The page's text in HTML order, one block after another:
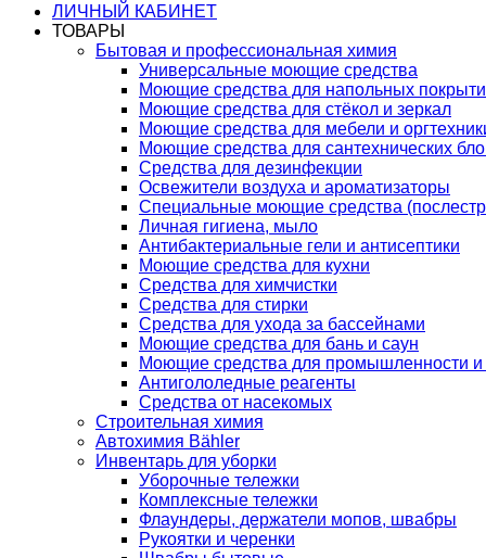
ЛИЧНЫЙ КАБИНЕТ
ТОВАРЫ
Бытовая и профессиональная химия
Универсальные моющие средства
Моющие средства для напольных
Моющие средства для стёкол и зеркал
Моющие средства для мебели и
Моющие средства для сантехнических
Средства для дезинфекции
Освежители воздуха и ароматизаторы
Специальные моющие средства
Личная гигиена, мыло
Антибактериальные гели и антисептики
Моющие средства для кухни
Средства для химчистки
Средства для стирки
Средства для ухода за бассейнами
Моющие средства для бань и саун
Моющие средства для промышленности и
Антигололедные реагенты
Средства от насекомых
Строительная химия
Автохимия Bähler
Инвентарь для уборки
Уборочные тележки
Комплексные тележки
Флаундеры, держатели мопов, швабры
Рукоятки и черенки